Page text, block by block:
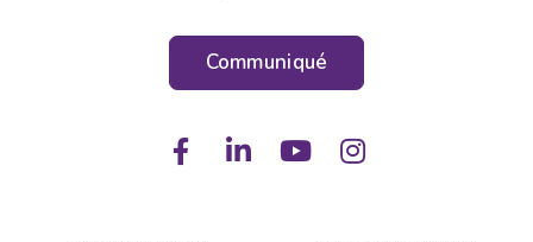
Communiqué
FacebookLinkedIn
YoutubeInstagram